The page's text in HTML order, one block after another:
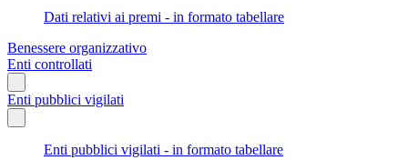
Dati relativi ai premi - in formato tabellare
Benessere organizzativo
Enti controllati
Enti pubblici vigilati
Enti pubblici vigilati - in formato tabellare